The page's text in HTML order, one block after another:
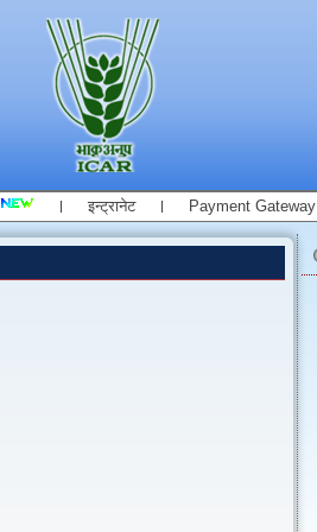
इन्ट्रानेट Payment Gateway